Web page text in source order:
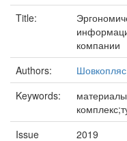
Title:
компании
Authors:
Keywords:
Issue
2019